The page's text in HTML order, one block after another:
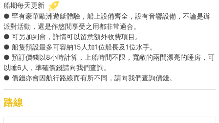
船期每天更新
● 罕有豪華歐洲遊艇體驗，船上設備齊全，設有音響設備，不論是辦
派對活動，還是作悠閒享受之用都非常適合。
● 可另加到會，詳情可以留意額外收費項目。
● 船隻預設最多可容納15人加1位船長及1位水手。
● 預訂價錢以8小時計算，上船時間不限，寬敞的兩間漂亮的睡房，可
以睡6⼈，準確價錢請向我們查詢。
● 價錢亦會因航行路線而有所不同，請向我們查詢價錢。
路線